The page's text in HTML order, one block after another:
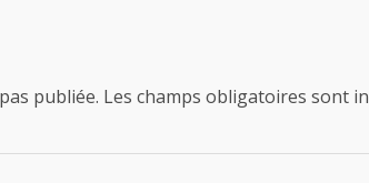
publiée. Les champs obligatoires sont